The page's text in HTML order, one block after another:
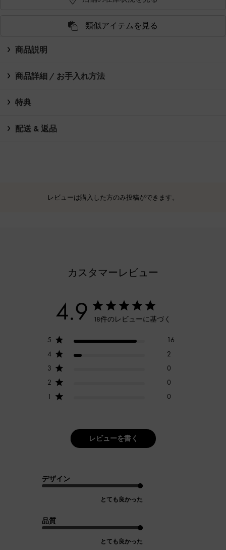
類似アイテムを見る
商品説明
商品詳細 / お手入れ方法
特典
配送 & 返品
レビューは購入した方のみ投稿ができます。
カスタマーレビュー
4.9 18件のレビューに基づく
5
16
4
2
3
0
2
0
1
0
レビューを書く
デザイン
とても良かった
品質
とても良かった